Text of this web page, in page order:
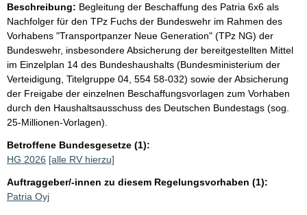
Beschreibung: Begleitung der Beschaffung des Patria 6x6 als
Nachfolger für den TPz Fuchs der Bundeswehr im Rahmen des
Vorhabens "Transportpanzer Neue Generation" (TPz NG) der
Bundeswehr, insbesondere Absicherung der bereitgestellten Mittel
im Einzelplan 14 des Bundeshaushalts (Bundesministerium der
Verteidigung, Titelgruppe 04, 554 58-032) sowie der Absicherung
der Freigabe der einzelnen Beschaffungsvorlagen zum Vorhaben
durch den Haushaltsausschuss des Deutschen Bundestags (sog.
25-Millionen-Vorlagen).
Betroffene Bundesgesetze (1):
HG 2026 [alle RV hierzu]
Auftraggeber/-innen zu diesem Regelungsvorhaben (1):
Patria Oyj